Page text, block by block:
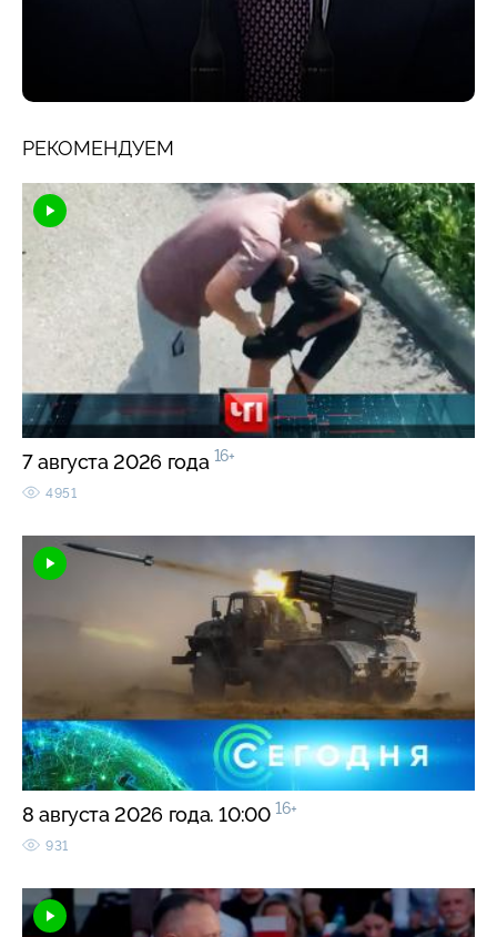
РЕКОМЕНДУЕМ
7 августа 2026 года 16+
4951
8 августа 2026 года. 10:00 16+
931